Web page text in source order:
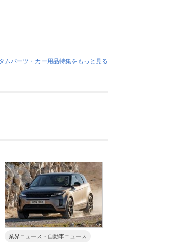
ムパーツ・カー用品特集をもっと見る
業界ニュース・自動車ニュース